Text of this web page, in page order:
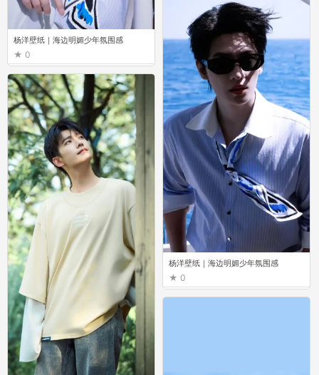
杨洋壁纸｜海边明媚少年氛围感
0
杨洋壁纸｜海边明媚少年氛围感
0